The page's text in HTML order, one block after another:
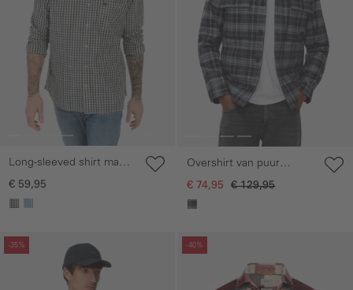
Long-sleeved shirt made
from pure cotton with
€ 59,95
Overshirt van puur
katoen
€ 74,95 € 129,95
-35%
overslaan
-40%
Galerie overslaan